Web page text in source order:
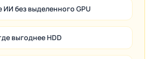
ИИ без выделенного GPU
выгоднее HDD